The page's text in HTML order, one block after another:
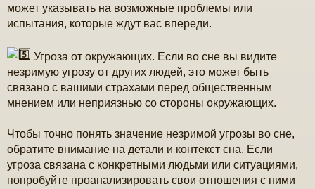
может указывать на возможные проблемы или
испытания, которые ждут вас впереди.
Угроза от окружающих. Если во сне вы видите
незримую угрозу от других людей, это может быть
связано с вашими страхами перед общественным
мнением или неприязнью со стороны окружающих.
Чтобы точно понять значение незримой угрозы во сне,
обратите внимание на детали и контекст сна. Если
угроза связана с конкретными людьми или ситуациями,
попробуйте проанализировать свои отношения с ними